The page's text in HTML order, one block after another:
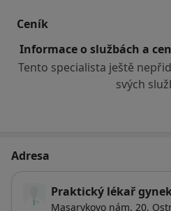
Ceník
Informace o službách a
Tento specialista ještě
svých
Adresa
Praktický lékař
Masarykovo nám. 20,